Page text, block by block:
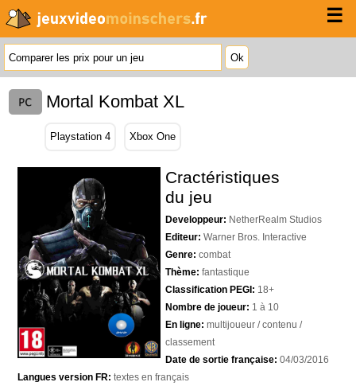
☰
Mortal Kombat XL
Playstation 4 Xbox One
Cractéristiques
du jeu
Developpeur: NetherRealm Studios
Editeur: Warner Bros. Interactive
Genre: combat
Thème: fantastique
Classification PEGI: 18+
Nombre de joueur: 1 à 10
En ligne: multijoueur / contenu /
classement
Date de sortie française: 04/03/2016
Langues version FR: textes en français